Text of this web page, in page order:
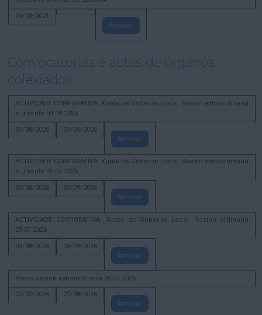
24/03/2021
Amosar
Convocatorias e actas de órganos
colexiados
ACTIVIDADE CORPORATIVA. Xunta de Goberno Local. Sesión extraordinaria
e urxente 04.08.2026
07/08/2026
07/09/2026
Amosar
ACTIVIDADE CORPORATIVA. Xunta de Goberno Local. Sesión extraordinaria
e urxente 31.07.2026
03/08/2026
03/09/2026
Amosar
ACTIVIDADE CORPORATIVA. Xunta de Goberno Local. Sesión ordinaria
29.07.2026
03/08/2026
03/09/2026
Amosar
Pleno sesión extraordinaria 20.07.2026
22/07/2026
22/08/2026
Amosar